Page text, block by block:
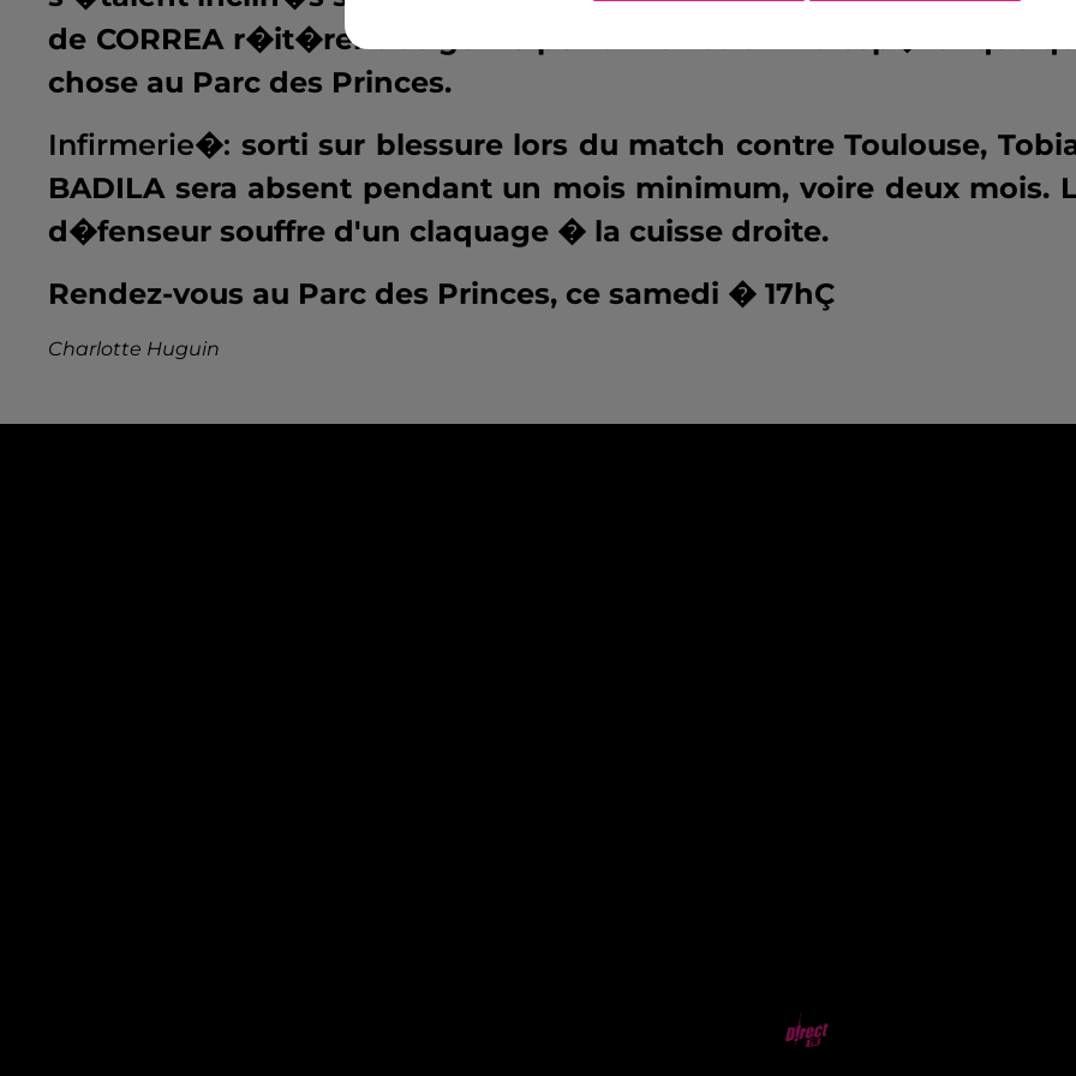
de CORREA r�it�rent ce genre performance afin d'esp�rer
chose au Parc des Princes.
Infirmerie�: sorti sur blessure lors du match contre Toulouse,
BADILA sera absent pendant un mois minimum, voire deux mois.
d�fenseur souffre d'un claquage � la cuisse droite.
Rendez-vous au Parc des Princes, ce samedi � 17hÇ
Charlotte Huguin